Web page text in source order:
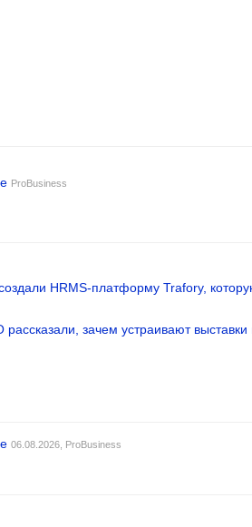
ProBusiness
HRMS-платформу Trafory,
зачем устраивают
06.08.2026, ProBusiness